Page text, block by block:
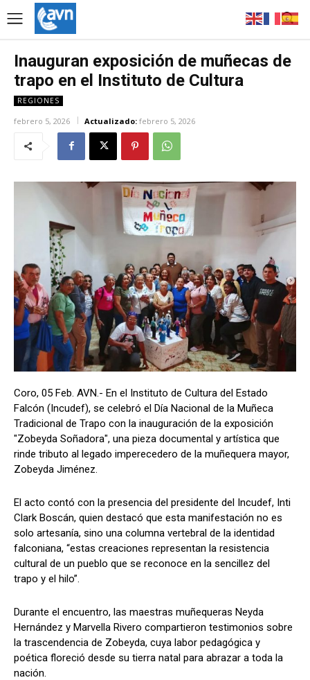
Inauguran exposición de muñecas de
trapo en el Instituto de Cultura
REGIONES
febrero 5, 2026 Actualizado: febrero 5, 2026
Coro, 05 Feb. AVN.- En el Instituto de Cultura del Estado
Falcón (Incudef), se celebró el Día Nacional de la Muñeca
Tradicional de Trapo con la inauguración de la exposición
"Zobeyda Soñadora", una pieza documental y artística que
rinde tributo al legado imperecedero de la muñequera mayor,
Zobeyda Jiménez.
​El acto contó con la presencia del presidente del Incudef, Inti
Clark Boscán, quien destacó que esta manifestación no es
solo artesanía, sino una columna vertebral de la identidad
falconiana, “estas creaciones representan la resistencia
cultural de un pueblo que se reconoce en la sencillez del
trapo y el hilo”.
​Durante el encuentro, las maestras muñequeras Neyda
Hernández y Marvella Rivero compartieron testimonios sobre
la trascendencia de Zobeyda, cuya labor pedagógica y
poética floreció desde su tierra natal para abrazar a toda la
nación.